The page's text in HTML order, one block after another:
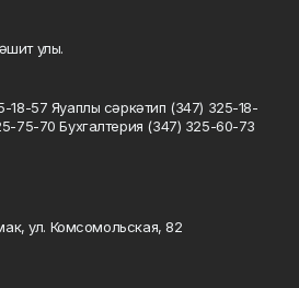
улы.
57 Яуаплы сәркәтип (347) 325-18-
75-70 Бухгалтерия (347) 325-60-73
ул. Комсомольская, 82